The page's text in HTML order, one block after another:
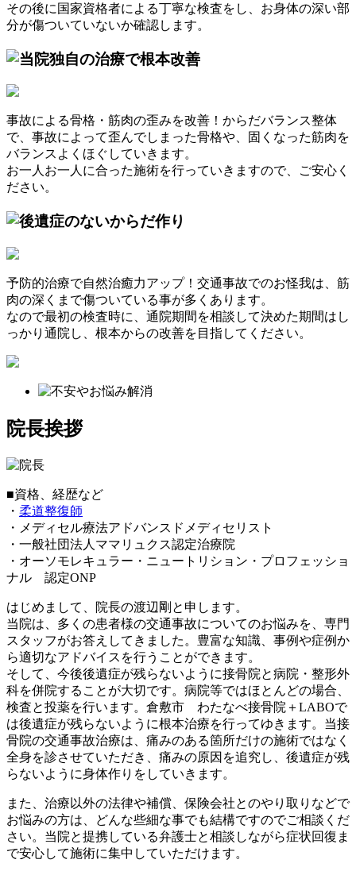
その後に国家資格者による丁寧な検査をし、お身体の深い部
分が傷ついていないか確認します。
事故による骨格・筋肉の歪みを改善！ からだバランス整体
で、事故によって歪んでしまった骨格や、固くなった筋肉を
バランスよくほぐしていきます。
お一人お一人に合った施術を行っていきますので、ご安心く
ださい。
予防的治療で自然治癒力アップ！ 交通事故でのお怪我は、筋
肉の深くまで傷ついている事が多くあります。
なので最初の検査時に、通院期間を相談して決めた期間はし
っかり通院し、根本からの改善を目指してください。
院長挨拶
■資格、経歴など
・ 柔道整復師
・メディセル療法アドバンスドメディセリスト
・一般社団法人ママリュクス認定治療院
・オーソモレキュラー・ニュートリション・プロフェッショ
ナル 認定ONP
はじめまして、院長の渡辺剛と申します。
当院は、多くの患者様の交通事故についてのお悩みを、専門
スタッフがお答えしてきました。豊富な知識、事例や症例か
ら適切なアドバイスを行うことができます。
そして、今後後遺症が残らないように接骨院と病院・整形外
科を併院することが大切です。病院等ではほとんどの場合、
検査と投薬を行います。倉敷市 わたなべ接骨院＋LABOで
は後遺症が残らないように根本治療を行ってゆきます。当接
骨院の交通事故治療は、痛みのある箇所だけの施術ではなく
全身を診させていただき、痛みの原因を追究し、後遺症が残
らないように身体作りをしていきます。
また、治療以外の法律や補償、保険会社とのやり取りなどで
お悩みの方は、どんな些細な事でも結構ですのでご相談くだ
さい。当院と提携している弁護士と相談しながら症状回復ま
で安心して施術に集中していただけます。